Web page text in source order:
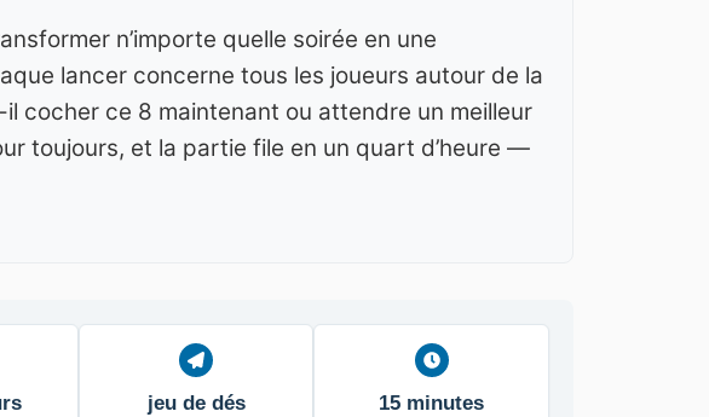
n’importe quelle soirée en une
lancer concerne tous les joueurs autour de la
cocher ce 8 maintenant ou attendre un meilleur
toujours, et la partie file en un quart d’heure —
jeu de dés 15 minutes